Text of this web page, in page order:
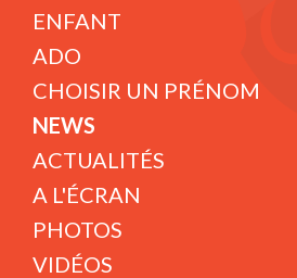
ENFANT
ADO
CHOISIR UN PRÉNOM
NEWS
ACTUALITÉS
A L'ÉCRAN
PHOTOS
VIDÉOS